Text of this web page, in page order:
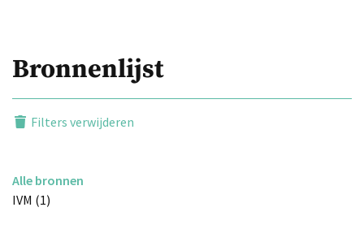
Bronnenlijst
Filters verwijderen
Alle bronnen
IVM (1)